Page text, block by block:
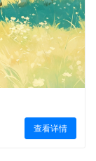
查看详情